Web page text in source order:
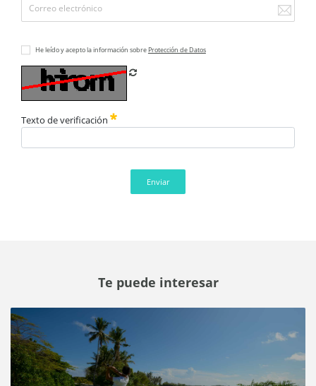
He leído y acepto la información sobre Protección de Datos
Texto de verificación
Enviar
Te puede interesar